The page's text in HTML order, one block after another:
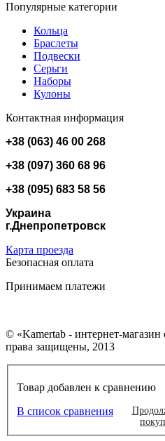
Популярные категории
Кольца
Браслеты
Подвески
Серьги
Наборы
Кулоны
Контактная информация
+38 (063) 46 00 268
+38 (097) 360 68 96
+38 (095) 683 58 56
Украина
г.Днепропетровск
Карта проезда
Безопасная оплата
Принимаем платежи
© «Kamertab - интернет-магазин
права защищены, 2013
Товар добавлен к сравнению
В список сравнения